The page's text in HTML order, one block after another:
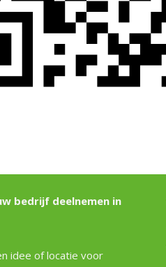
bedrijf deelnemen in
idee of locatie voor